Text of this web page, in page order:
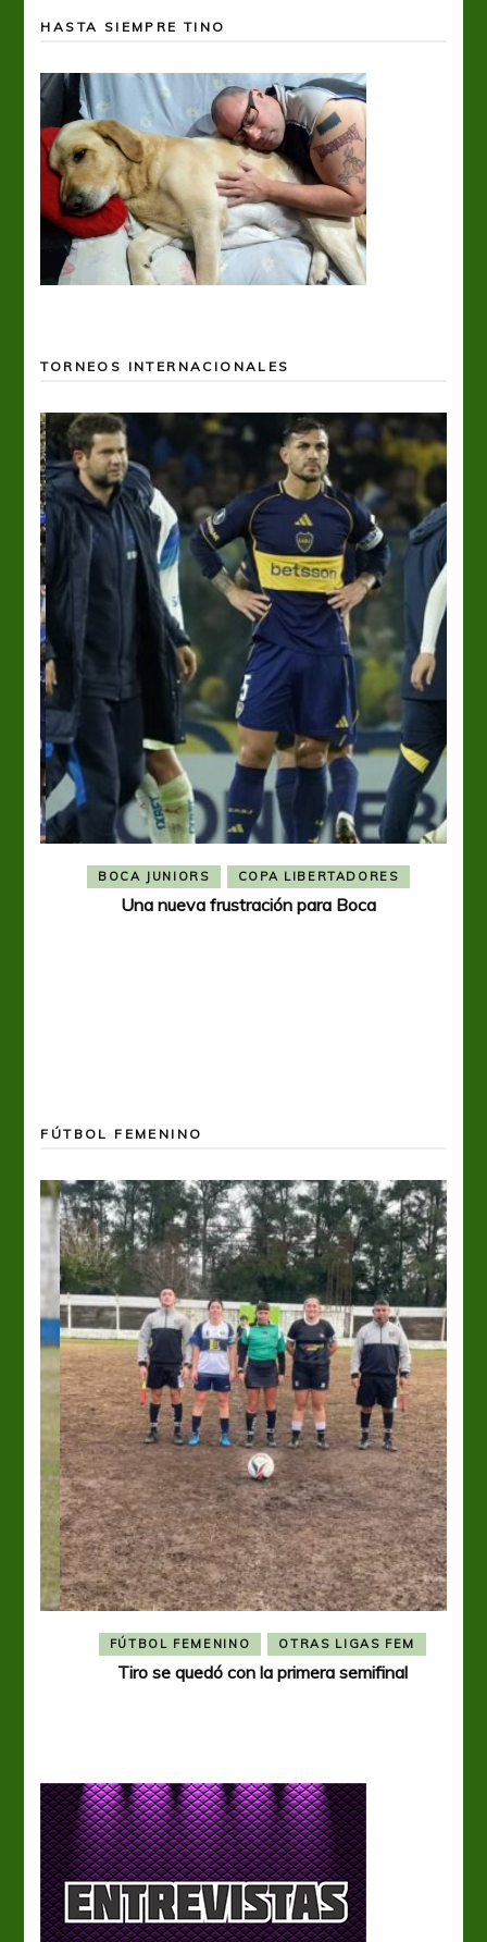
HASTA SIEMPRE TINO
TORNEOS INTERNACIONALES
BOCA JUNIORS COPA LIBERTADORES
Una nueva frustración para Boca
FÚTBOL FEMENINO
FÚTBOL FEMENINO OTRAS LIGAS FEM
Tiro se quedó con la primera semifinal